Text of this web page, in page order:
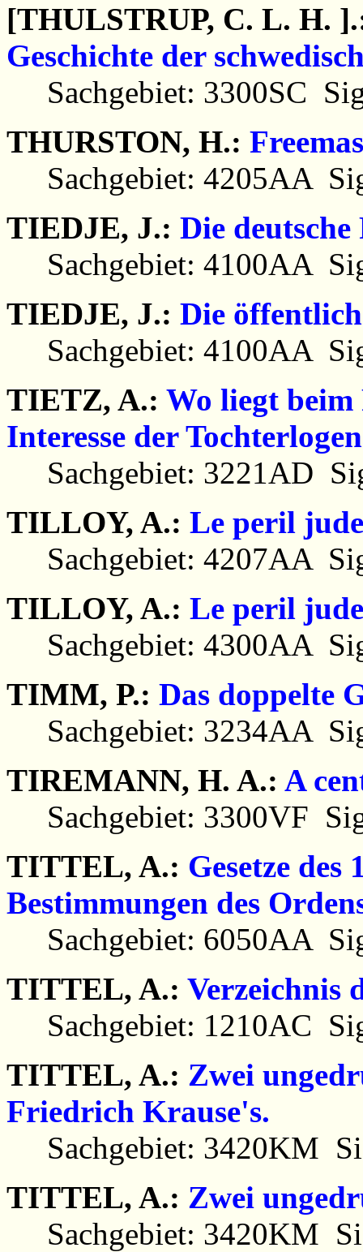
[THULSTRUP, C. L. H.
Geschichte der
Sachgebiet: 3300SC
THURSTON, H.:
Sachgebiet: 4205AA
TIEDJE, J.: Die
Sachgebiet: 4100AA
TIEDJE, J.: Die
Sachgebiet: 4100AA
TIETZ, A.: Wo liegt beim
Interesse der
Sachgebiet: 3221AD
TILLOY, A.: Le peril
Sachgebiet: 4207AA
TILLOY, A.: Le peril
Sachgebiet: 4300AA
TIMM, P.: Das doppelte
Sachgebiet: 3234AA
TIREMANN, H. A.: A
Sachgebiet: 3300VF
TITTEL, A.: Gesetze
Bestimmungen des
Sachgebiet: 6050AA
TITTEL, A.: Verzeichnis
Sachgebiet: 1210AC
TITTEL, A.: Zwei
Friedrich Krause's.
Sachgebiet: 3420KM
TITTEL, A.: Zwei
Sachgebiet: 3420KM